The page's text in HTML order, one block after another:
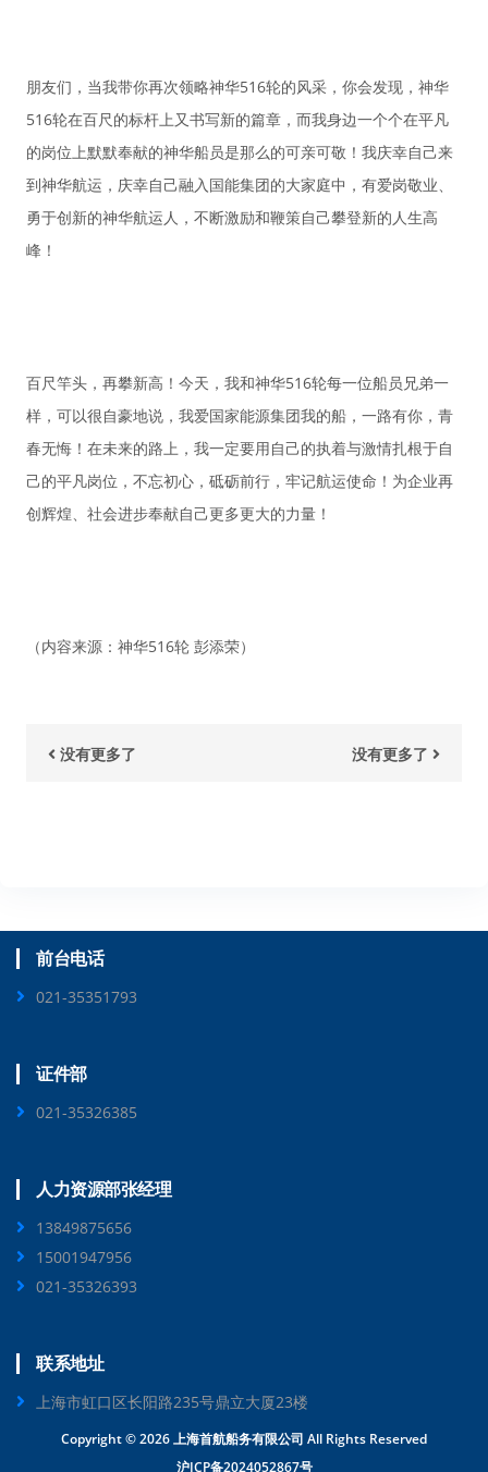
朋友们，当我带你再次领略神华516轮的风采，你会发现，神华
516轮在百尺的标杆上又书写新的篇章，而我身边一个个在平凡
的岗位上默默奉献的神华船员是那么的可亲可敬！我庆幸自己来
到神华航运，庆幸自己融入国能集团的大家庭中，有爱岗敬业、
勇于创新的神华航运人，不断激励和鞭策自己攀登新的人生高
峰！
百尺竿头，再攀新高！今天，我和神华516轮每一位船员兄弟一
样，可以很自豪地说，我爱国家能源集团我的船，一路有你，青
春无悔！在未来的路上，我一定要用自己的执着与激情扎根于自
己的平凡岗位，不忘初心，砥砺前行，牢记航运使命！为企业再
创辉煌、社会进步奉献自己更多更大的力量！
（内容来源：神华516轮 彭添荣）
没有更多了 没有更多了
前台电话
021-35351793
证件部
021-35326385
人力资源部张经理
13849875656
15001947956
021-35326393
联系地址
上海市虹口区长阳路235号鼎立大厦23楼
Copyright ©2026 上海首航船务有限公司 All Rights Reserved
沪ICP备2024052867号